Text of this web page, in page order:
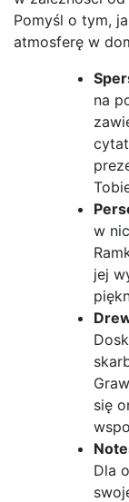
Pomyśl o tym,
atmosferę w
na
w
jej
się
Dla